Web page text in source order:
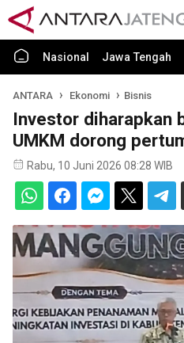
Nasional Jawa Tengah
ANTARA Ekonomi Bisnis
Investor diharapkan
UMKM dorong
Rabu, 10 Juni 2026 08:28 WIB